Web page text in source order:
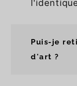
Puis-je
d'art ?